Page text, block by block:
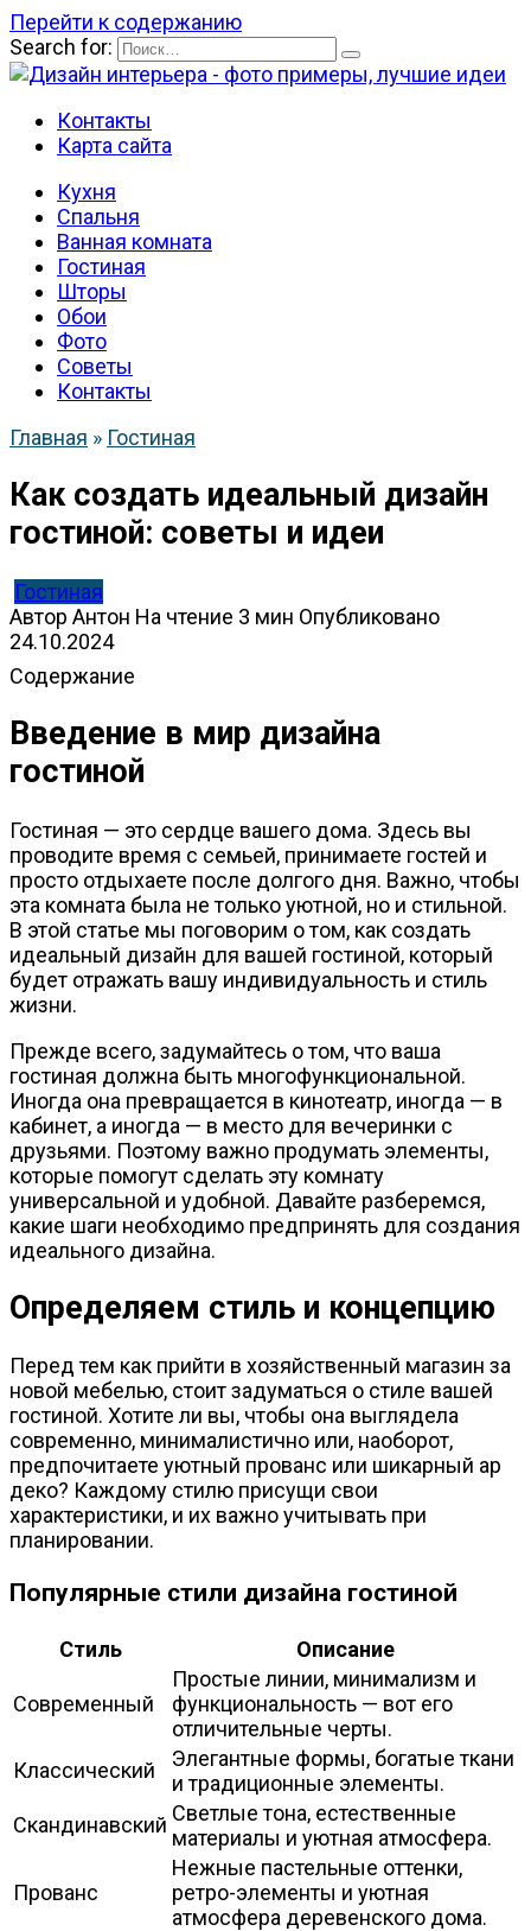
Перейти к содержанию
Search for:
Контакты
Карта сайта
Кухня
Спальня
Ванная комната
Гостиная
Шторы
Обои
Фото
Советы
Контакты
Главная » Гостиная
Как создать идеальный дизайн
гостиной: советы и идеи
Гостиная
Автор Антон На чтение 3 мин Опубликовано
24.10.2024
Содержание
Введение в мир дизайна
гостиной
Гостиная — это сердце вашего дома. Здесь вы
проводите время с семьей, принимаете гостей и
просто отдыхаете после долгого дня. Важно, чтобы
эта комната была не только уютной, но и стильной.
В этой статье мы поговорим о том, как создать
идеальный дизайн для вашей гостиной, который
будет отражать вашу индивидуальность и стиль
жизни.
Прежде всего, задумайтесь о том, что ваша
гостиная должна быть многофункциональной.
Иногда она превращается в кинотеатр, иногда — в
кабинет, а иногда — в место для вечеринки с
друзьями. Поэтому важно продумать элементы,
которые помогут сделать эту комнату
универсальной и удобной. Давайте разберемся,
какие шаги необходимо предпринять для создания
идеального дизайна.
Определяем стиль и концепцию
Перед тем как прийти в хозяйственный магазин за
новой мебелью, стоит задуматься о стиле вашей
гостиной. Хотите ли вы, чтобы она выглядела
современно, минималистично или, наоборот,
предпочитаете уютный прованс или шикарный ар
деко? Каждому стилю присущи свои
характеристики, и их важно учитывать при
планировании.
Популярные стили дизайна гостиной
Стиль Описание
Современный
Простые линии, минимализм и
функциональность — вот его
отличительные черты.
Классический
Элегантные формы, богатые ткани
и традиционные элементы.
Скандинавский Светлые тона, естественные
материалы и уютная атмосфера.
Прованс
Нежные пастельные оттенки,
ретро-элементы и уютная
атмосфера деревенского дома.